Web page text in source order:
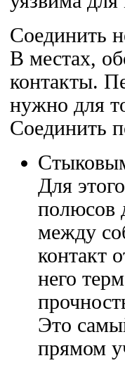
Соединить
В местах,
контакты.
нужно для
Соединить
Для
полюсов
между
контакт
него
Это
прямом